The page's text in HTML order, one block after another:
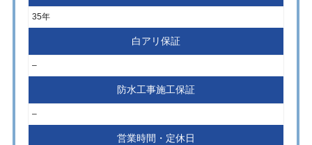
35年
白アリ保証
–
防水工事施工保証
–
営業時間・定休日